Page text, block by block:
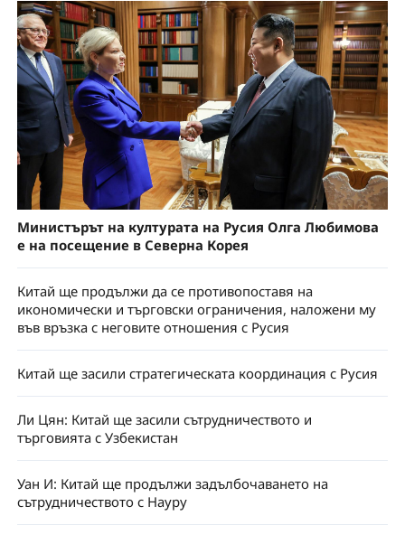
Министърът на културата на Русия Олга Любимова
е на посещение в Северна Корея
Китай ще продължи да се противопоставя на
икономически и търговски ограничения, наложени му
във връзка с неговите отношения с Русия
Китай ще засили стратегическата координация с Русия
Ли Цян: Китай ще засили сътрудничеството и
търговията с Узбекистан
Уан И: Китай ще продължи задълбочаването на
сътрудничеството с Науру